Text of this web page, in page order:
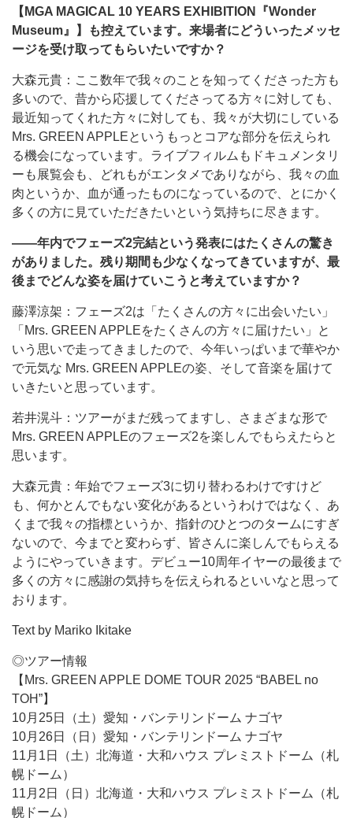
【MGA MAGICAL 10 YEARS EXHIBITION『Wonder
Museum』】も控えています。来場者にどういったメッセ
ージを受け取ってもらいたいですか？
大森元貴：ここ数年で我々のことを知ってくださった方も
多いので、昔から応援してくださってる方々に対しても、
最近知ってくれた方々に対しても、我々が大切にしている
Mrs. GREEN APPLEというもっとコアな部分を伝えられ
る機会になっています。ライブフィルムもドキュメンタリ
ーも展覧会も、どれもがエンタメでありながら、我々の血
肉というか、血が通ったものになっているので、とにかく
多くの方に見ていただきたいという気持ちに尽きます。
――年内でフェーズ2完結という発表にはたくさんの驚き
がありました。残り期間も少なくなってきていますが、最
後までどんな姿を届けていこうと考えていますか？
藤澤涼架：フェーズ2は「たくさんの方々に出会いたい」
「Mrs. GREEN APPLEをたくさんの方々に届けたい」と
いう思いで走ってきましたので、今年いっぱいまで華やか
で元気な Mrs. GREEN APPLEの姿、そして音楽を届けて
いきたいと思っています。
若井滉斗：ツアーがまだ残ってますし、さまざまな形で
Mrs. GREEN APPLEのフェーズ2を楽しんでもらえたらと
思います。
大森元貴：年始でフェーズ3に切り替わるわけですけど
も、何かとんでもない変化があるというわけではなく、あ
くまで我々の指標というか、指針のひとつのタームにすぎ
ないので、今までと変わらず、皆さんに楽しんでもらえる
ようにやっていきます。デビュー10周年イヤーの最後まで
多くの方々に感謝の気持ちを伝えられるといいなと思って
おります。
Text by Mariko Ikitake
◎ツアー情報
【Mrs. GREEN APPLE DOME TOUR 2025 “BABEL no
TOH”】
10月25日（土）愛知・バンテリンドーム ナゴヤ
10月26日（日）愛知・バンテリンドーム ナゴヤ
11月1日（土）北海道・大和ハウス プレミストドーム（札
幌ドーム）
11月2日（日）北海道・大和ハウス プレミストドーム（札
幌ドーム）